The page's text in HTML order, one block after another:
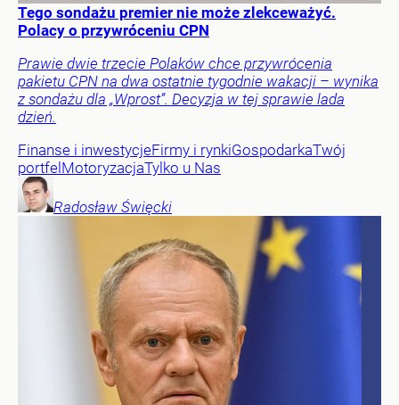
Tego sondażu premier nie może zlekceważyć.
Polacy o przywróceniu CPN
Prawie dwie trzecie Polaków chce przywrócenia
pakietu CPN na dwa ostatnie tygodnie wakacji – wynika
z sondażu dla „Wprost”. Decyzja w tej sprawie lada
dzień.
Finanse i inwestycjeFirmy i rynkiGospodarkaTwój
portfelMotoryzacjaTylko u Nas
Radosław Święcki